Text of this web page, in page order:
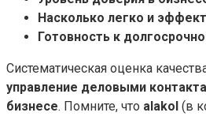
Насколько легко и
Готовность к
Систематическая оценка
управление деловыми
бизнесе. Помните, что alakol (в